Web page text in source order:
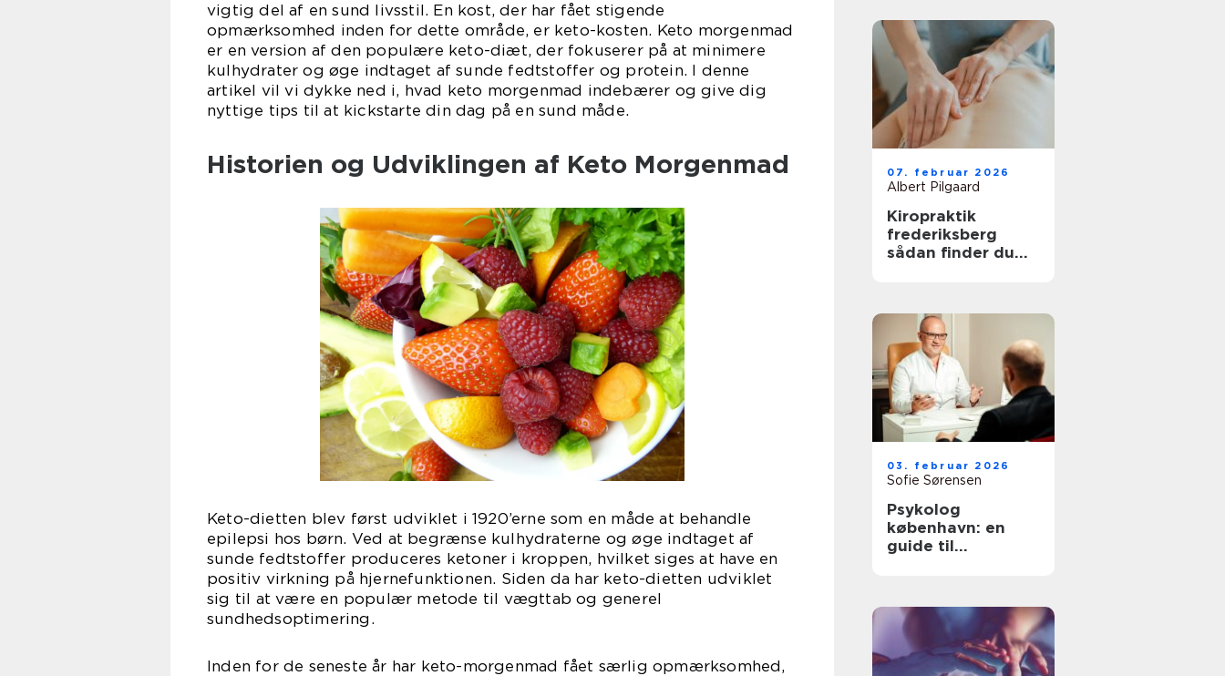
vigtig del af en sund livsstil. En kost, der har fået stigende
opmærksomhed inden for dette område, er keto-kosten. Keto morgenmad
er en version af den populære keto-diæt, der fokuserer på at minimere
kulhydrater og øge indtaget af sunde fedtstoffer og protein. I denne
artikel vil vi dykke ned i, hvad keto morgenmad indebærer og give dig
nyttige tips til at kickstarte din dag på en sund måde.
Historien og Udviklingen af Keto Morgenmad
Keto-dietten blev først udviklet i 1920’erne som en måde at behandle
epilepsi hos børn. Ved at begrænse kulhydraterne og øge indtaget af
sunde fedtstoffer produceres ketoner i kroppen, hvilket siges at have en
positiv virkning på hjernefunktionen. Siden da har keto-dietten udviklet
sig til at være en populær metode til vægttab og generel
sundhedsoptimering.
Inden for de seneste år har keto-morgenmad fået særlig opmærksomhed,
07. februar 2026
Albert Pilgaard
Kiropraktik
frederiksberg
sådan finder du
03. februar 2026
Sofie Sørensen
Psykolog
københavn: en
guide til